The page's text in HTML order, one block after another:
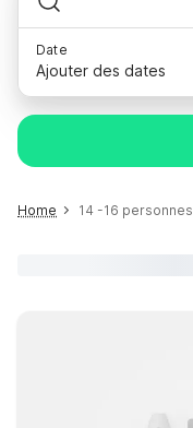
Date
Ajouter des dates
Home 14 -16 personnes